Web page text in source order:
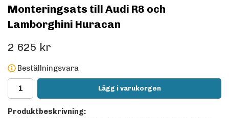
Monteringsats till Audi R8 och
Lamborghini Huracan
2 625 kr
Beställningsvara
Lägg i varukorgen
Produktbeskrivning: